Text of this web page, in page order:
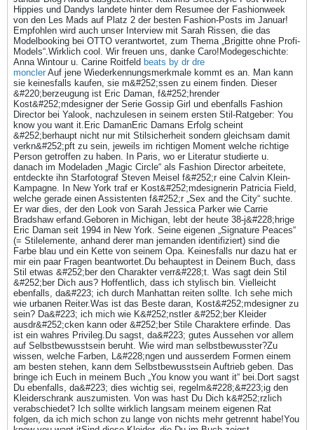
Hippies und Dandys landete hinter dem Resumee der Fashionweek
von den Les Mads auf Platz 2 der besten Fashion-Posts im Januar!
Empfohlen wird auch unser Interview mit Sarah Rissen, die das
Modelbooking bei OTTO verantwortet, zum Thema „Brigitte ohne Profi-
Models“.Wirklich cool. Wir freuen uns, danke Caro!Modegeschichte:
Anna Wintour u. Carine Roitfeld beats by dr dre
moncler Auf jene Wiederkennungsmerkmale kommt es an. Man kann
sie keinesfalls kaufen, sie m&#252;ssen zu einem finden. Dieser
&#220;berzeugung ist Eric Daman, f&#252;hrender
Kost&#252;mdesigner der Serie Gossip Girl und ebenfalls Fashion
Director bei Yalook, nachzulesen in seinem ersten Stil-Ratgeber: You
know you want it.Eric DamanEric Damans Erfolg scheint
&#252;berhaupt nicht nur mit Stilsicherheit sondern gleichsam damit
verkn&#252;pft zu sein, jeweils im richtigen Moment welche richtige
Person getroffen zu haben. In Paris, wo er Literatur studierte u.
danach im Modeladen „Magic Circle“ als Fashion Director arbeitete,
entdeckte ihn Starfotograf Steven Meisel f&#252;r eine Calvin Klein-
Kampagne. In New York traf er Kost&#252;mdesignerin Patricia Field,
welche gerade einen Assistenten f&#252;r „Sex and the City“ suchte.
Er war dies, der den Look von Sarah Jessica Parker wie Carrie
Bradshaw erfand.Geboren in Michigan, lebt der heute 38-j&#228;hrige
Eric Daman seit 1994 in New York. Seine eigenen „Signature Peaces“
(= Stilelemente, anhand derer man jemanden identifiziert) sind die
Farbe blau und ein Kette von seinem Opa. Keinesfalls nur dazu hat er
mir ein paar Fragen beantwortet.Du behauptest in Deinem Buch, dass
Stil etwas &#252;ber den Charakter verr&#228;t. Was sagt dein Stil
&#252;ber Dich aus? Hoffentlich, dass ich stylisch bin. Vielleicht
ebenfalls, da&#223; ich durch Manhattan reiten sollte. Ich sehe mich
wie urbanen Reiter.Was ist das Beste daran, Kost&#252;mdesigner zu
sein? Da&#223; ich mich wie K&#252;nstler &#252;ber Kleider
ausdr&#252;cken kann oder &#252;ber Stile Charaktere erfinde. Das
ist ein wahres Privileg.Du sagst, da&#223; gutes Aussehen vor allem
auf Selbstbewusstsein beruht. Wie wird man selbstbewusster?Zu
wissen, welche Farben, L&#228;ngen und ausserdem Formen einem
am besten stehen, kann dem Selbstbewusstsein Auftrieb geben. Das
bringe ich Euch in meinem Buch „You know you want it“ bei.Dort sagst
Du ebenfalls, da&#223; dies wichtig sei, regelm&#228;&#223;ig den
Kleiderschrank auszumisten. Von was hast Du Dich k&#252;rzlich
verabschiedet? Ich sollte wirklich langsam meinem eigenen Rat
folgen, da ich mich schon zu lange von nichts mehr getrennt habe!You